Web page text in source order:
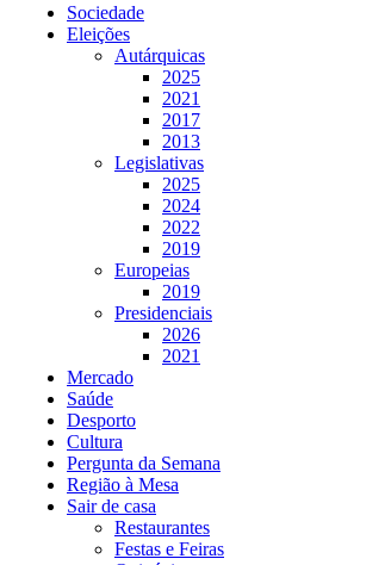
Sociedade
Eleições
Autárquicas
2025
2021
2017
2013
Legislativas
2025
2024
2022
2019
Europeias
2019
Presidenciais
2026
2021
Mercado
Saúde
Desporto
Cultura
Pergunta da Semana
Região à Mesa
Sair de casa
Restaurantes
Festas e Feiras